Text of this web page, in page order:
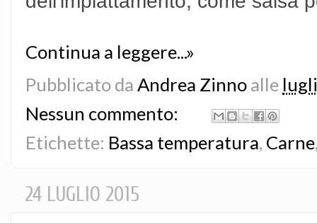
Continua a leggere...»
Pubblicato da Andrea Zinno alle
Nessun commento:
Etichette: Bassa temperatura, Carne
24 LUGLIO 2015